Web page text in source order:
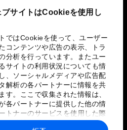
ブサイトはCookieを使用し
ではCookieを使って、ユーザー
コンテンツや広告の表示、トラ
分析を行っています。またユー
サイトの利用状況についても情
、ソーシャルメディアや広告配
解析の各パートナーに情報を共
す。ここで収集された情報は、
各パートナーに提供した他の情
トナーのサービスを使用した際
た情報と組み合わされ、各パー
組み